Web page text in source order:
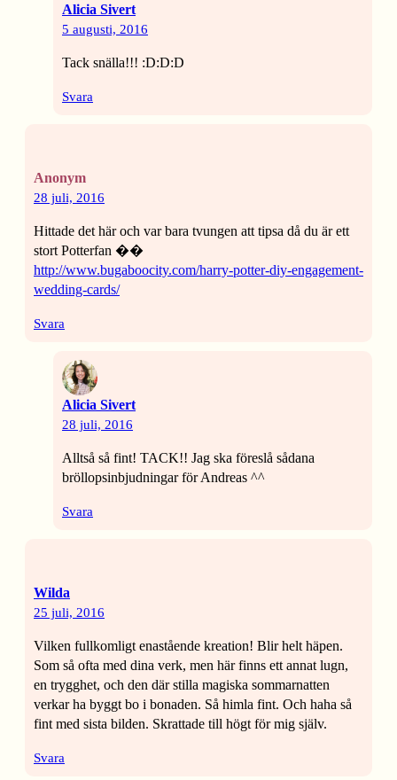
Alicia Sivert
5 augusti, 2016
Tack snälla!!! :D:D:D
Svara
Anonym
28 juli, 2016
Hittade det här och var bara tvungen att tipsa då du är ett
stort Potterfan ��
http://www.bugaboocity.com/harry-potter-diy-engagement-
wedding-cards/
Svara
Alicia Sivert
28 juli, 2016
Alltså så fint! TACK!! Jag ska föreslå sådana
bröllopsinbjudningar för Andreas ^^
Svara
Wilda
25 juli, 2016
Vilken fullkomligt enastående kreation! Blir helt häpen.
Som så ofta med dina verk, men här finns ett annat lugn,
en trygghet, och den där stilla magiska sommarnatten
verkar ha byggt bo i bonaden. Så himla fint. Och haha så
fint med sista bilden. Skrattade till högt för mig själv.
Svara